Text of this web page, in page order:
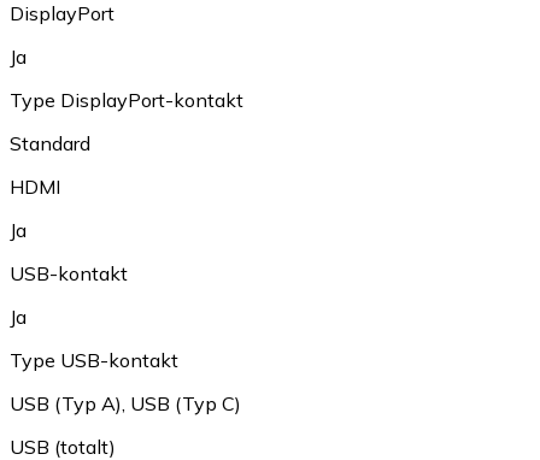
DisplayPort
Ja
Type DisplayPort-kontakt
Standard
HDMI
Ja
USB-kontakt
Ja
Type USB-kontakt
USB (Typ A), USB (Typ C)
USB (totalt)